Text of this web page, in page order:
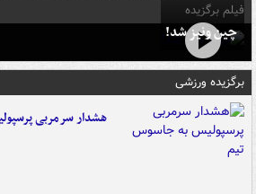
فیلم برگزیده
چین ونیز شد!
برگزیده ورزشی
هشدار سرمربی